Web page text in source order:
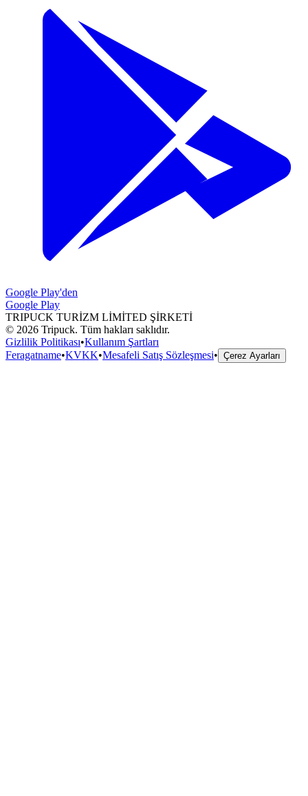
Google Play'den
Google Play
TRIPUCK TURİZM LİMİTED ŞİRKETİ
© 2026 Tripuck. Tüm hakları saklıdır.
Gizlilik Politikası•Kullanım Şartları
Feragatname•KVKK•Mesafeli Satış Sözleşmesi• Çerez Ayarları